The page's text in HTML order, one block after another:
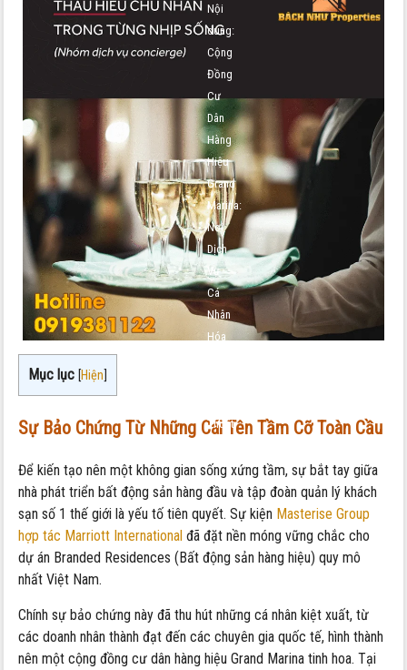
Nội
dung:
Cộng
Đồng
Cư
Dân
Hàng
Hiệu
Grand
Marina:
Nơi
Dịch
Vụ
Cá
Nhân
Hóa
Thuật
Mục lục [Hiện]
Sự Bảo Chứng Từ Những Cái Tên Tầm Cỡ Toàn Cầu
Để kiến tạo nên một không gian sống xứng tầm, sự bắt tay giữa
nhà phát triển bất động sản hàng đầu và tập đoàn quản lý khách
sạn số 1 thế giới là yếu tố tiên quyết. Sự kiện Masterise Group
hợp tác Marriott International đã đặt nền móng vững chắc cho
dự án Branded Residences (Bất động sản hàng hiệu) quy mô
nhất Việt Nam.
Chính sự bảo chứng này đã thu hút những cá nhân kiệt xuất, từ
các doanh nhân thành đạt đến các chuyên gia quốc tế, hình thành
nên một cộng đồng cư dân hàng hiệu Grand Marina tinh hoa. Tại